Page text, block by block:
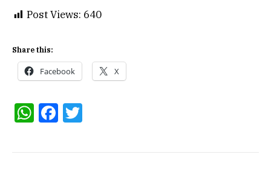
Post Views: 640
Share this:
Facebook X
WhatsApp
Facebook